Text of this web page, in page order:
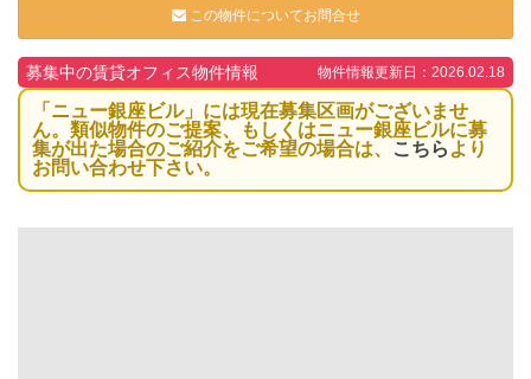
この物件についてお問合せ
募集中の賃貸オフィス物件情報 物件情報更新日：2026.02.18
「ニュー銀座ビル」には現在募集区画がございませ
ん。類似物件のご提案、もしくはニュー銀座ビルに募
集が出た場合のご紹介をご希望の場合は、
こちら より
お問い合わせ下さい。